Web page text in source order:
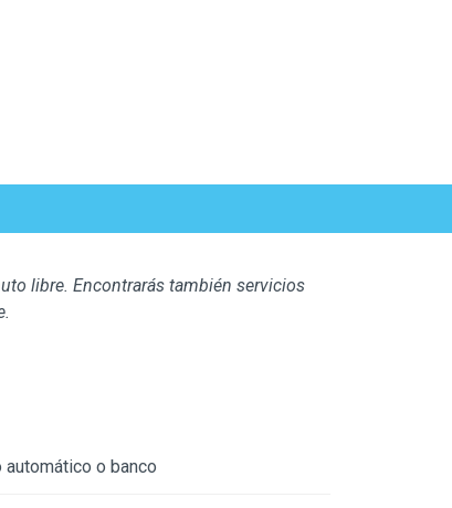
libre. Encontrarás también servicios
automático o banco